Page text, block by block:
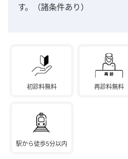
す。（諸条件あり）
初診料無料 再診料無料
駅から徒歩5分以内